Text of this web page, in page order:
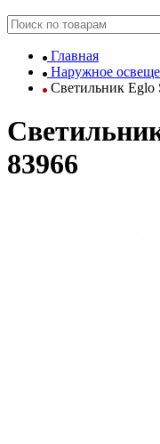
Главная
Наружное
Светильник Eglo
83966